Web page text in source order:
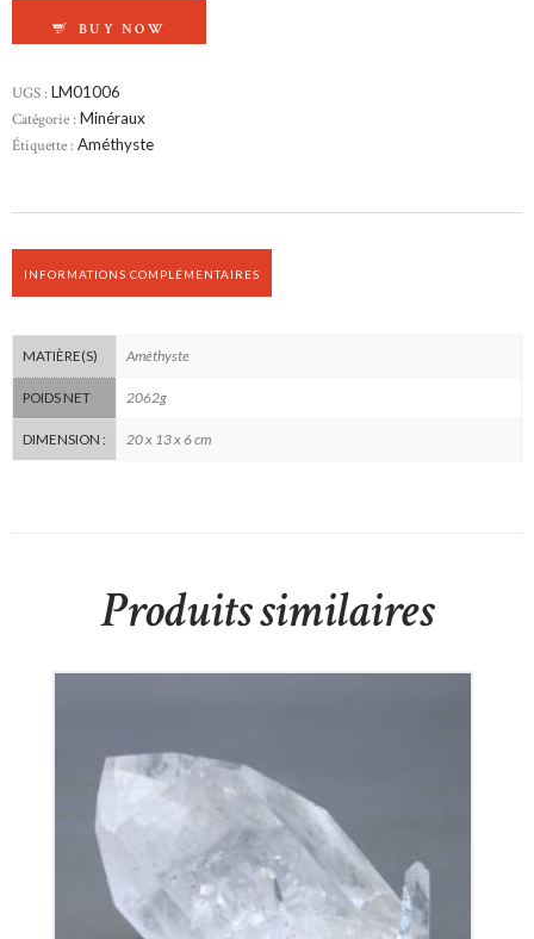
BUY NOW
UGS : LM01006
Catégorie : Minéraux
Étiquette : Améthyste
INFORMATIONS COMPLÉMENTAIRES
MATIÈRE(S) Améthyste
POIDS NET 2062g
DIMENSION : 20 x 13 x 6 cm
Produits similaires
Cristal de Roche
90 €